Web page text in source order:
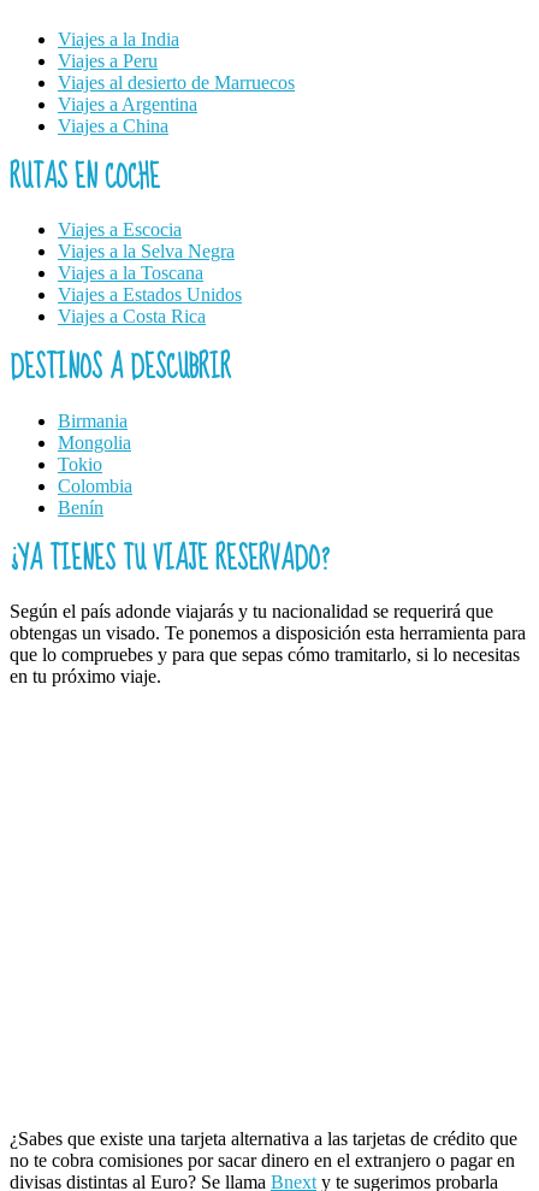
Viajes a la India
Viajes a Peru
Viajes al desierto de Marruecos
Viajes a Argentina
Viajes a China
RUTAS EN COCHE
Viajes a Escocia
Viajes a la Selva Negra
Viajes a la Toscana
Viajes a Estados Unidos
Viajes a Costa Rica
DESTINOS A DESCUBRIR
Birmania
Mongolia
Tokio
Colombia
Benín
¿YA TIENES TU VIAJE RESERVADO?
Según el país adonde viajarás y tu nacionalidad se requerirá que
obtengas un visado. Te ponemos a disposición esta herramienta para
que lo compruebes y para que sepas cómo tramitarlo, si lo necesitas
en tu próximo viaje.
¿Sabes que existe una tarjeta alternativa a las tarjetas de crédito que
no te cobra comisiones por sacar dinero en el extranjero o pagar en
divisas distintas al Euro? Se llama Bnext y te sugerimos probarla